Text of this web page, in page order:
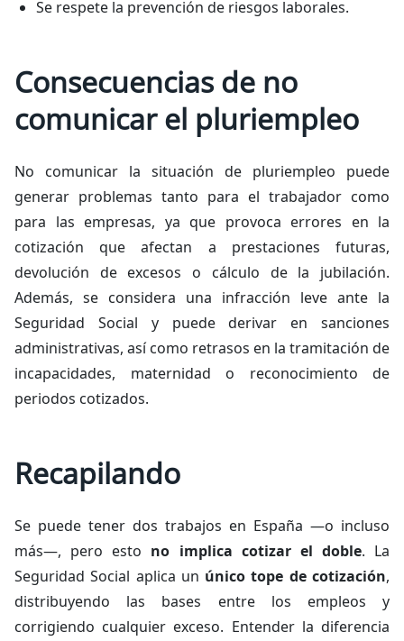
Se respete la prevención de riesgos laborales.
Consecuencias de no
comunicar el pluriempleo
No comunicar la situación de pluriempleo puede
generar problemas tanto para el trabajador como
para las empresas, ya que provoca errores en la
cotización que afectan a prestaciones futuras,
devolución de excesos o cálculo de la jubilación.
Además, se considera una infracción leve ante la
Seguridad Social y puede derivar en sanciones
administrativas, así como retrasos en la tramitación de
incapacidades, maternidad o reconocimiento de
periodos cotizados.
Recapilando
Se puede tener dos trabajos en España —o incluso
más—, pero esto no implica cotizar el doble. La
Seguridad Social aplica un único tope de cotización,
distribuyendo las bases entre los empleos y
corrigiendo cualquier exceso. Entender la diferencia